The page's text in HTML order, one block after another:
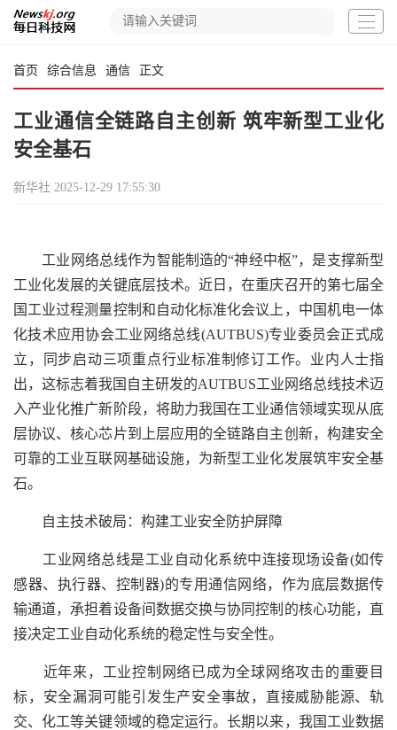
首页 综合信息 通信 正文
工业通信全链路自主创新 筑牢新型工业化
安全基石
新华社 2025-12-29 17:55:30
工业网络总线作为智能制造的“神经中枢”，是支撑新型
工业化发展的关键底层技术。近日，在重庆召开的第七届全
国工业过程测量控制和自动化标准化会议上，中国机电一体
化技术应用协会工业网络总线(AUTBUS)专业委员会正式成
立，同步启动三项重点行业标准制修订工作。业内人士指
出，这标志着我国自主研发的AUTBUS工业网络总线技术迈
入产业化推广新阶段，将助力我国在工业通信领域实现从底
层协议、核心芯片到上层应用的全链路自主创新，构建安全
可靠的工业互联网基础设施，为新型工业化发展筑牢安全基
石。
自主技术破局：构建工业安全防护屏障
工业网络总线是工业自动化系统中连接现场设备(如传
感器、执行器、控制器)的专用通信网络，作为底层数据传
输通道，承担着设备间数据交换与协同控制的核心功能，直
接决定工业自动化系统的稳定性与安全性。
近年来，工业控制网络已成为全球网络攻击的重要目
标，安全漏洞可能引发生产安全事故，直接威胁能源、轨
交、化工等关键领域的稳定运行。长期以来，我国工业数据